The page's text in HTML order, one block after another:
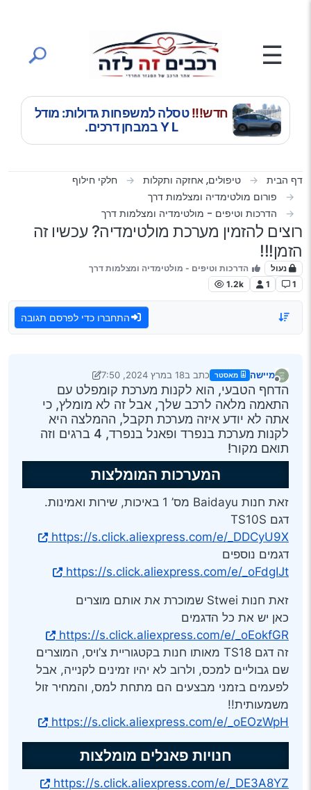
☰
חדש!!!טסלה למשפחות גדולות: מודל
Y L במבחן דרכים.
דף הבית טיפולים, אחזקה ותקלות
חלקי חילוף
פורום מולטימדיה ומצלמות דרך
הדרכות וטיפים - מולטימדיה ומצלמות דרך
רוצים להזמין מערכת מולטימדיה? עכשיו זה
הזמן!!!
נעול
הדרכות וטיפים - מולטימדיה ומצלמות דרך
1
1
1.2k
התחברו כדי לפרסם תגובה
מנותק
מיישה מאסטר כתב ב18 במרץ 2024, 7:50
נערך לאחרונה על ידי מיישה
הדחף הטבעי, הוא לקנות מערכת קומפלט עם
התאמה מלאה לרכב שלך, אבל זה לא מומלץ, כי
אתה לא יודע איזה מערכת תקבל, ההמלצה היא
לקנות מערכת בנפרד ופאנל בנפרד, 4 ברגים וזה
תואם מקור!
המערכות המומלצות
זאת חנות Baidayu מס’ 1 באיכות, שירות ואמינות.
דגם TS10S
https://s.click.aliexpress.com/e/_DDCyU9X
דגמים נוספים
https://s.click.aliexpress.com/e/_oFdgIJt
זאת חנות Stwei שמוכרת את אותם מוצרים
כאן יש את כל הדגמים
https://s.click.aliexpress.com/e/_oEokfGR
זה דגם TS18 מאותו חנות בקטגוריית צ’ויס, המוצרים
שם גבוליים למכס, ולרוב לא יהיו זמינים לקנייה, אבל
לפעמים בזמני מבצעים הם מתחת למס, והמחיר זול
משמעותית!!
https://s.click.aliexpress.com/e/_oEOzWpH
חנויות פאנלים מומלצות
https://s.click.aliexpress.com/e/_DE3A8YZ